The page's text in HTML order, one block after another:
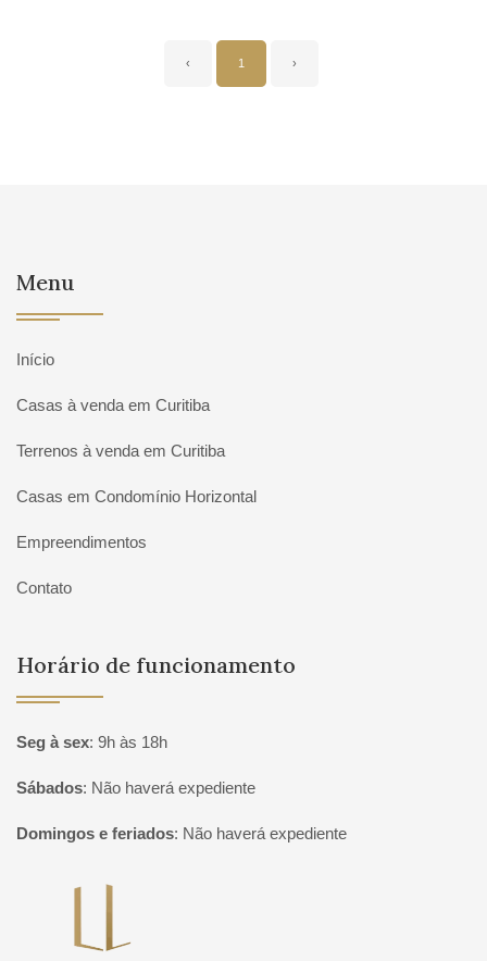
‹ 1 ›
Menu
Início
Casas à venda em Curitiba
Terrenos à venda em Curitiba
Casas em Condomínio Horizontal
Empreendimentos
Contato
Horário de funcionamento
Seg à sex: 9h às 18h
Sábados: Não haverá expediente
Domingos e feriados: Não haverá expediente